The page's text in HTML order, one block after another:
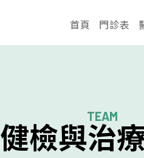
首頁
首頁
門診表
門診表
健檢與治